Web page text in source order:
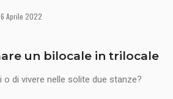
Aprile 2022
un bilocale in trilocale
o di vivere nelle solite due stanze?